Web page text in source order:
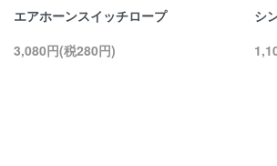
エアホーンスイッチロープ
3,080円(税280円)
シ